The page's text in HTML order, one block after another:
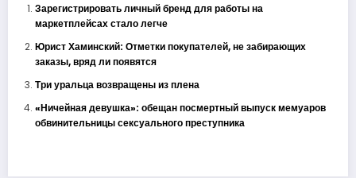
Зарегистрировать личный бренд для работы на
маркетплейсах стало легче
Юрист Хаминский: Отметки покупателей, не забирающих
заказы, вряд ли появятся
Три уральца возвращены из плена
«Ничейная девушка»: обещан посмертный выпуск мемуаров
обвинительницы сексуального преступника